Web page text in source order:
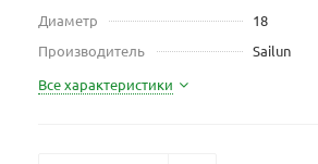
Диаметр
18
Производитель
Sailun
Все характеристики